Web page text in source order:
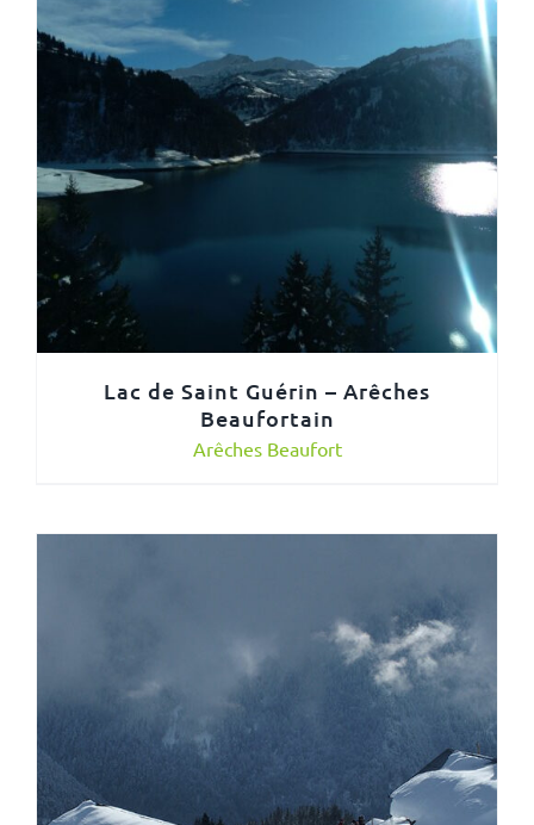
Lac de Saint Guérin – Arêches
Beaufortain
Arêches Beaufort